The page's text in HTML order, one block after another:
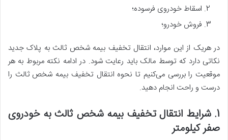
اسقاط خودروی فرسوده؛
فروش خودرو؛
در هریک از این موارد، انتقال تخفیف بیمه شخص ثالث به پلاک جدید
نکاتی دارد که توسط مالک باید رعایت شود. در ادامه نکته مربوط به هر
موقعیت را بررسی می‌کنیم تا نحوه انتقال تخفیف بیمه شخص ثالث را
درست و راحت انجام دهید.
1. شرایط انتقال تخفیف بیمه شخص ثالث به خودروی
صفر کیلومتر